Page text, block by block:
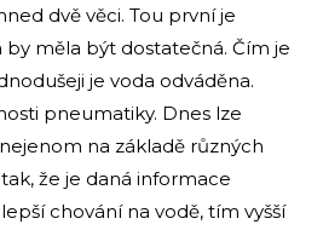
dvě věci. Tou první je
měla být dostatečná. Čím je
je voda odváděna.
pneumatiky. Dnes lze
na základě různých
že je daná informace
chování na vodě, tím vyšší